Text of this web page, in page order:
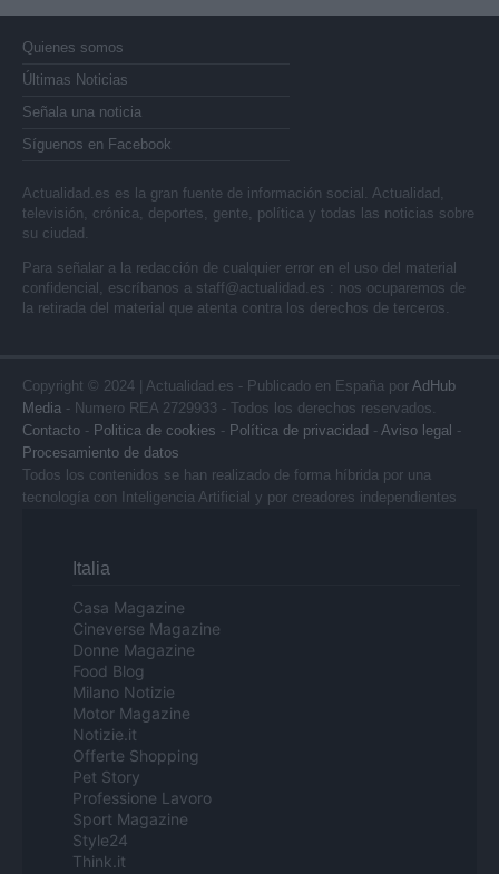
Quienes somos
Últimas Noticias
Señala una noticia
Síguenos en Facebook
Actualidad.es es la gran fuente de información social. Actualidad,
televisión, crónica, deportes, gente, política y todas las noticias sobre
su ciudad.
Para señalar a la redacción de cualquier error en el uso del material
confidencial, escríbanos a staff@actualidad.es : nos ocuparemos de
la retirada del material que atenta contra los derechos de terceros.
Copyright © 2024 | Actualidad.es - Publicado en España por AdHub
Media - Numero REA 2729933 - Todos los derechos reservados.
Contacto - Politica de cookies - Política de privacidad - Aviso legal -
Procesamiento de datos
Todos los contenidos se han realizado de forma híbrida por una
tecnología con Inteligencia Artificial y por creadores independientes
Italia
Casa Magazine
Cineverse Magazine
Donne Magazine
Food Blog
Milano Notizie
Motor Magazine
Notizie.it
Offerte Shopping
Pet Story
Professione Lavoro
Sport Magazine
Style24
Think.it